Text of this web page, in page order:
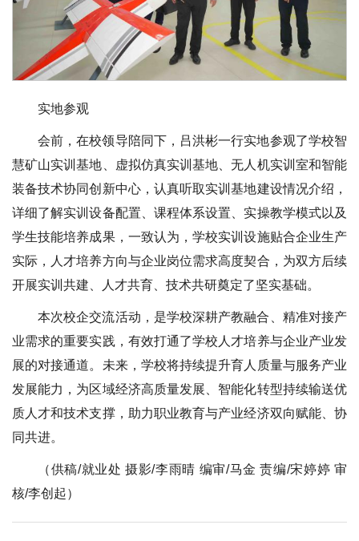
实地参观
会前，在校领导陪同下，吕洪彬一行实地参观了学校智
慧矿山实训基地、虚拟仿真实训基地、无人机实训室和智能
装备技术协同创新中心，认真听取实训基地建设情况介绍，
详细了解实训设备配置、课程体系设置、实操教学模式以及
学生技能培养成果，一致认为，学校实训设施贴合企业生产
实际，人才培养方向与企业岗位需求高度契合，为双方后续
开展实训共建、人才共育、技术共研奠定了坚实基础。
本次校企交流活动，是学校深耕产教融合、精准对接产
业需求的重要实践，有效打通了学校人才培养与企业产业发
展的对接通道。未来，学校将持续提升育人质量与服务产业
发展能力，为区域经济高质量发展、智能化转型持续输送优
质人才和技术支撑，助力职业教育与产业经济双向赋能、协
同共进。
（供稿/就业处 摄影/李雨晴 编审/马金 责编/宋婷婷 审
核/李创起）